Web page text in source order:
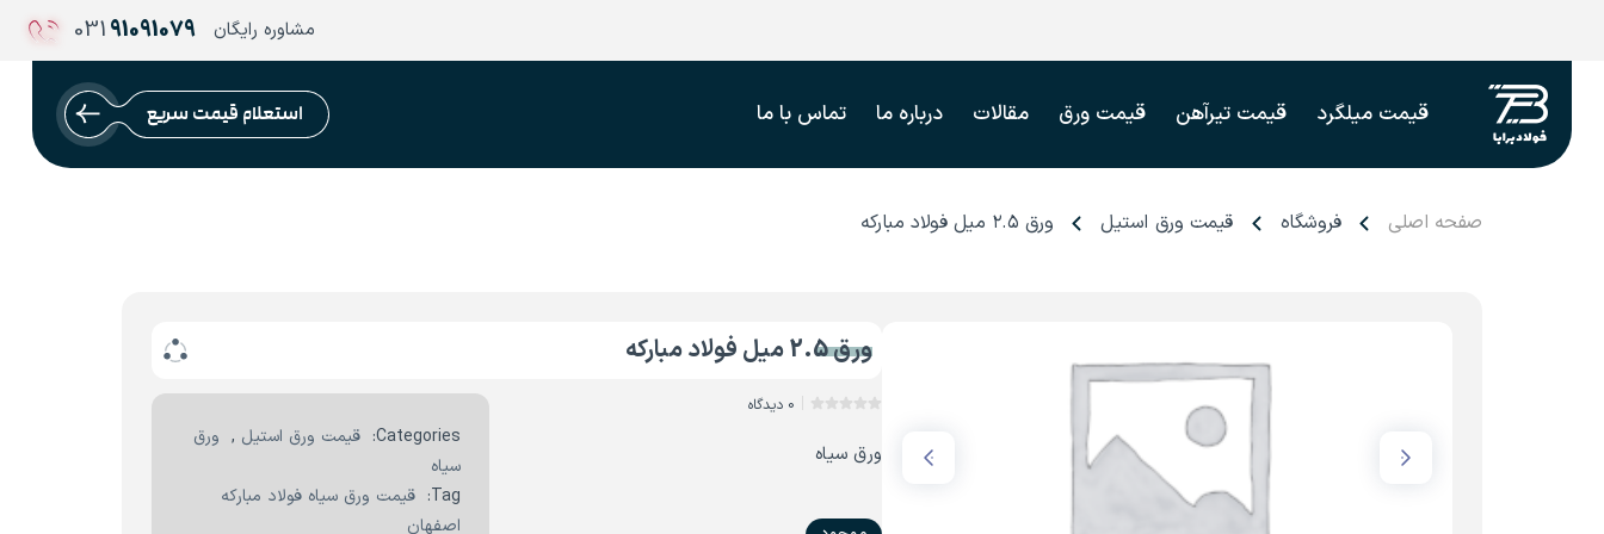
مشاوره رایگان 91091079
031
قیمت میلگرد قیمت تیرآهن قیمت ورق مقالات درباره ما تماس با ما استعلام قیمت سریع
صفحه اصلی فروشگاه قیمت ورق استیل ورق ۲.۵ میل فولاد مبارکه
ورق 2.5 میل فولاد مبارکه
0 دیدگاه
ورق سیاه
Categories: قیمت ورق استیل , ورق
سیاه
Tag:
قیمت ورق سیاه فولاد مبارکه
اصفهان